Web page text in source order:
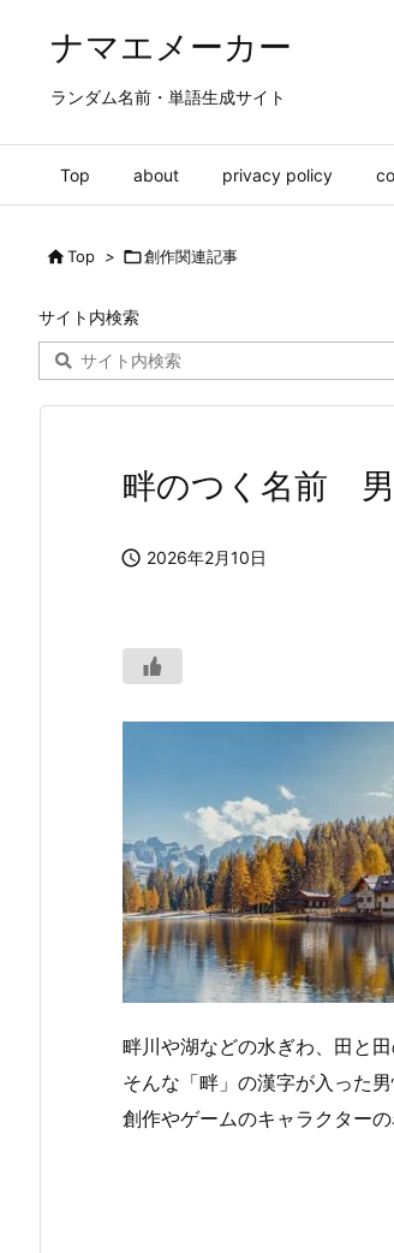
ナマエメーカー
ランダム名前・単語生成サイト
Top about privacy policy
Top > 創作関連記事
サイト内検索
畔のつく名前
 2026年2月10日
畔川や湖などの水ぎわ、田と
そんな「畔」の漢字が入った男
創作やゲームのキャラクター